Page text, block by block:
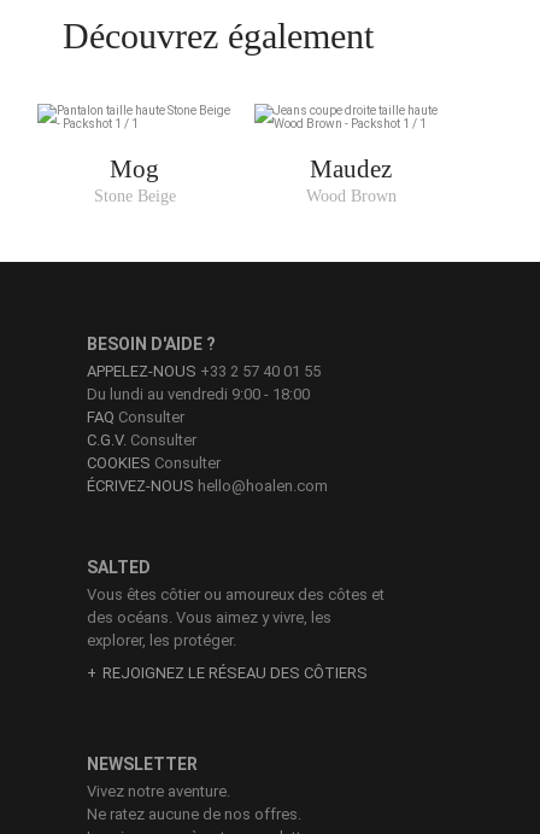
Découvrez également
Mog
Stone Beige
Maudez
Wood Brown
SALTED
Vous êtes côtier ou amoureux des côtes et
des océans. Vous aimez y vivre, les
explorer, les protéger.
REJOIGNEZ LE RÉSEAU DES CÔTIERS
BESOIN D'AIDE ?
APPELEZ-NOUS +33 2 57 40 01 55
Du lundi au vendredi 9:00 - 18:00
FAQ Consulter
C.G.V. Consulter
COOKIES Consulter
ÉCRIVEZ-NOUS hello@hoalen.com
NEWSLETTER
Vivez notre aventure.
Ne ratez aucune de nos offres.